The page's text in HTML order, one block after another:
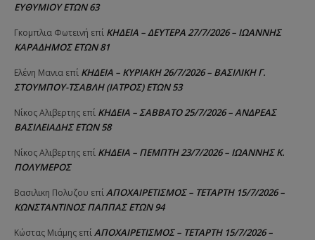
ΕΥΘΥΜΙΟΥ ΕΤΩΝ 63
Γκομπλια Φωτεινή επί ΚΗΔΕΙΑ – ΔΕΥΤΕΡΑ 27/7/2026 – ΙΩΑΝΝΗΣ
ΚΑΡΑΔΗΜΟΣ ΕΤΩΝ 81
Ελένη Μανια επί ΚΗΔΕΙΑ – ΚΥΡΙΑΚΗ 26/7/2026 – ΒΑΣΙΛΙΚΗ Γ.
ΣΤΟΥΜΠΟΥ-ΤΣΑΒΛΗ (ΙΑΤΡΟΣ) ΕΤΩΝ 53
Νίκος Αλιβερτης επί ΚΗΔΕΙΑ – ΣΑΒΒΑΤΟ 25/7/2026 – ΑΝΔΡΕΑΣ
ΒΑΣΙΛΕΙΑΔΗΣ ΕΤΩΝ 58
Νίκος Αλιβερτης επί ΚΗΔΕΙΑ – ΠΕΜΠΤΗ 23/7/2026 – ΙΩΑΝΝΗΣ Κ.
ΠΟΛΥΜΕΡΟΣ
Βασιλικη Πολυζου επίΑΠΟΧΑΙΡΕΤΙΣΜΟΣ – ΤΕΤΑΡΤΗ 15/7/2026 –
ΚΩΝΣΤΑΝΤΙΝΟΣ ΠΑΠΠΑΣ ΕΤΩΝ 94
Κώστας Μιάμης επίΑΠΟΧΑΙΡΕΤΙΣΜΟΣ – ΤΕΤΑΡΤΗ 15/7/2026 –